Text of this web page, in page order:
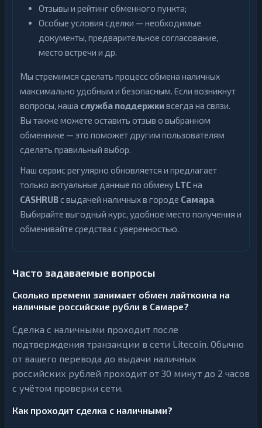
Отзывы и рейтинг обменного пункта;
Особые условия сделки — необходимые
документы, предварительное согласование,
место встречи и др.
Мы стремимся сделать процесс обмена наличных
максимально удобным и безопасным. Если возникнут
вопросы, наша служба поддержкивсегда на связи.
Вы также можете оставить отзыв о выбранном
обменнике — это поможет другим пользователям
сделать правильный выбор.
Наш сервис регулярно обновляется и предлагает
только актуальные данные по обмену LTCна
CASHRUBс выдачей наличных в городе Самара.
Выбирайте выгодный курс, удобное место получения и
обменивайте средства с уверенностью.
Часто задаваемые вопросы
Сколько времени занимает обмен лайткоина на
наличные российские рубли в Самаре?
Сделка с наличными проходит после
подтверждения транзакции в сети Litecoin. Обычно
от вашего перевода до выдачи наличных
российских рублей проходит от 30 минут до 2 часов
с учётом проверки сети.
Как проходит сделка с наличными?